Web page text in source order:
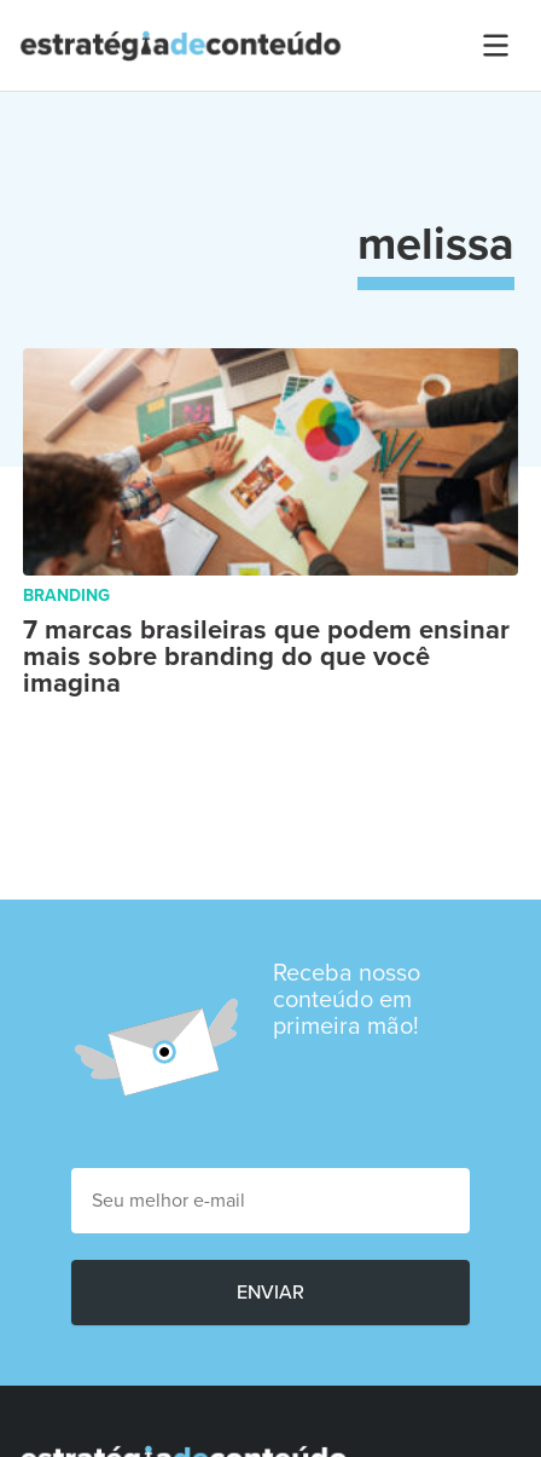
melissa
BRANDING
7 marcas brasileiras que podem ensinar
mais sobre branding do que você
imagina
Receba nosso
conteúdo em
primeira mão!
ENVIAR